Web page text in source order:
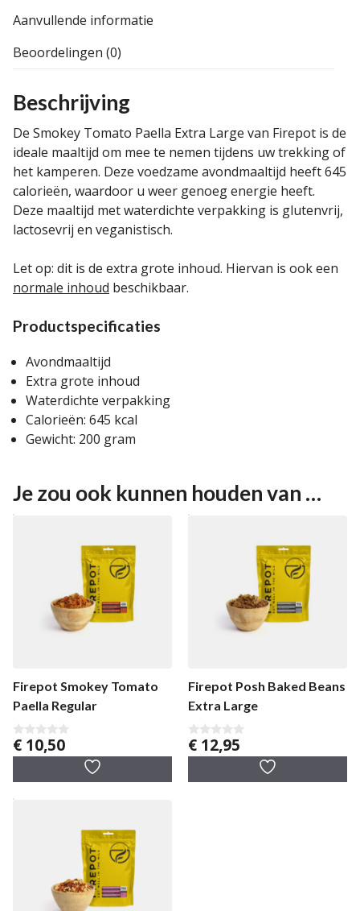
Aanvullende informatie
Beoordelingen (0)
Beschrijving
De Smokey Tomato Paella Extra Large van Firepot is de
ideale maaltijd om mee te nemen tijdens uw trekking of
het kamperen. Deze voedzame avondmaaltijd heeft 645
calorieën, waardoor u weer genoeg energie heeft.
Deze maaltijd met waterdichte verpakking is glutenvrij,
lactosevrij en veganistisch.
Let op: dit is de extra grote inhoud. Hiervan is ook een
normale inhoud beschikbaar.
Productspecificaties
Avondmaaltijd
Extra grote inhoud
Waterdichte verpakking
Calorieën: 645 kcal
Gewicht: 200 gram
Je zou ook kunnen houden van …
Firepot Smokey Tomato
Paella Regular
0
v
€ 10,50
Firepot Posh Baked Beans
Extra Large
0
v
€ 12,95